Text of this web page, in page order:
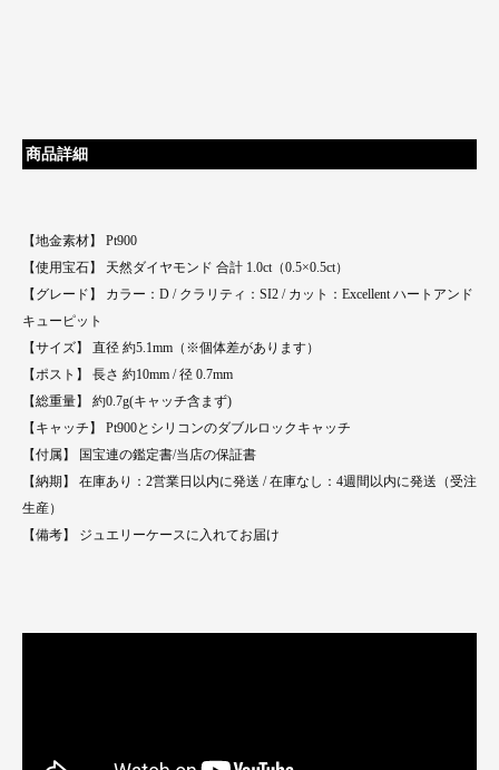
商品詳細
【地金素材】 Pt900
【使用宝石】 天然ダイヤモンド 合計 1.0ct（0.5×0.5ct）
【グレード】 カラー：D / クラリティ：SI2 / カット：Excellent ハートアンド
キューピット
【サイズ】 直径 約5.1mm（※個体差があります）
【ポスト】 長さ 約10mm / 径 0.7mm
【総重量】 約0.7g(キャッチ含まず)
【キャッチ】 Pt900とシリコンのダブルロックキャッチ
【付属】 国宝連の鑑定書/当店の保証書
【納期】 在庫あり：2営業日以内に発送 / 在庫なし：4週間以内に発送（受注
生産）
【備考】 ジュエリーケースに入れてお届け